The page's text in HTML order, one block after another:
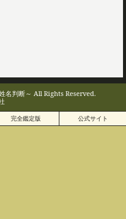
名判断～ All Rights Reserved.
完全鑑定版 公式サイト